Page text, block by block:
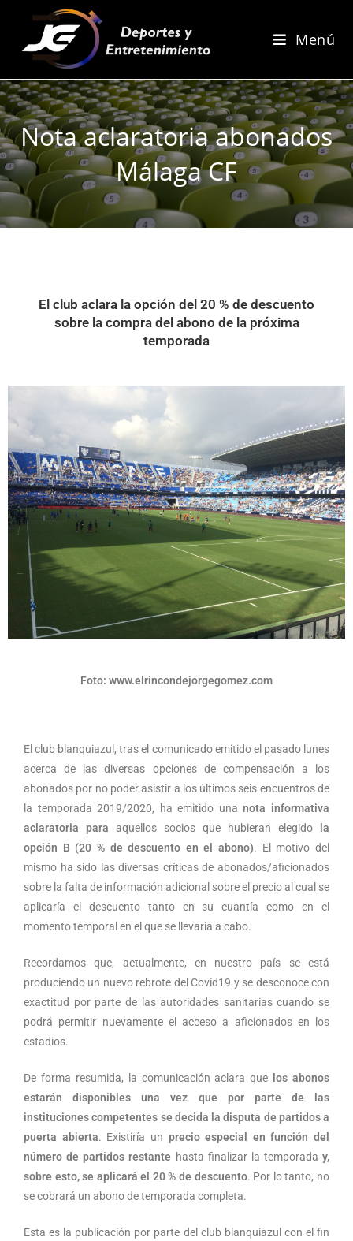
Menú
Nota aclaratoria abonados
Málaga CF
El club aclara la opción del 20 % de descuento
sobre la compra del abono de la próxima
temporada
Foto: www.elrincondejorgegomez.com
El club blanquiazul, tras el comunicado emitido el pasado lunes
acerca de las diversas opciones de compensación a los
abonados por no poder asistir a los últimos seis encuentros de
la temporada 2019/2020, ha emitido unanota informativa
aclaratoria
para aquellos socios que hubieran elegido
la
opción B (20 % de descuento en el abono). El motivo del
mismo ha sido las diversas críticas de abonados/aficionados
sobre la falta de información adicional sobre el precio al cual se
aplicaría el descuento tanto en su cuantía como en el
momento temporal en el que se llevaría a cabo.
Recordamos que, actualmente, en nuestro país se está
produciendo un nuevo rebrote del Covid19 y se desconoce con
exactitud por parte de las autoridades sanitarias cuando se
podrá permitir nuevamente el acceso a aficionados en los
estadios.
De forma resumida, la comunicación aclara que
los abonos
estarán disponibles una vez que por parte de las
instituciones competentes se decida la disputa de partidos a
puerta abierta. Existiría un precio especial en función del
número de partidos restante hasta finalizar la temporada y,
sobre esto, se aplicará el 20 % de descuento. Por lo tanto, no
se cobrará un abono de temporada completa.
Esta es la publicación por parte del club blanquiazul con el fin